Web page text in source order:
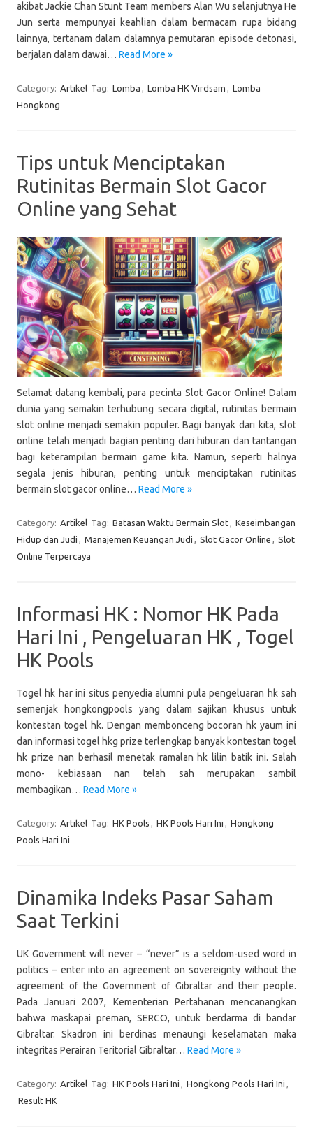
akibat Jackie Chan Stunt Team members Alan Wu selanjutnya He
Jun serta mempunyai keahlian dalam bermacam rupa bidang
lainnya, tertanam dalam dalamnya pemutaran episode detonasi,
berjalan dalam dawai… Read More »
Category: Artikel Tag: Lomba , Lomba HK Virdsam , Lomba
Hongkong
Tips untuk Menciptakan
Rutinitas Bermain Slot Gacor
Online yang Sehat
Selamat datang kembali, para pecinta Slot Gacor Online! Dalam
dunia yang semakin terhubung secara digital, rutinitas bermain
slot online menjadi semakin populer. Bagi banyak dari kita, slot
online telah menjadi bagian penting dari hiburan dan tantangan
bagi keterampilan bermain game kita. Namun, seperti halnya
segala jenis hiburan, penting untuk menciptakan rutinitas
bermain slot gacor online… Read More »
Category: Artikel Tag: Batasan Waktu Bermain Slot, Keseimbangan
Hidup dan Judi , Manajemen Keuangan Judi , Slot Gacor Online , Slot
Online Terpercaya
Informasi HK : Nomor HK Pada
Hari Ini , Pengeluaran HK , Togel
HK Pools
Togel hk har ini situs penyedia alumni pula pengeluaran hk sah
semenjak hongkongpools yang dalam sajikan khusus untuk
kontestan togel hk. Dengan membonceng bocoran hk yaum ini
dan informasi togel hkg prize terlengkap banyak kontestan togel
hk prize nan berhasil menetak ramalan hk lilin batik ini. Salah
mono- kebiasaan nan telah sah merupakan sambil
membagikan… Read More »
Category: Artikel Tag: HK Pools , HK Pools Hari Ini , Hongkong
Pools Hari Ini
Dinamika Indeks Pasar Saham
Saat Terkini
UK Government will never – “never” is a seldom-used word in
politics – enter into an agreement on sovereignty without the
agreement of the Government of Gibraltar and their people.
Pada Januari 2007, Kementerian Pertahanan mencanangkan
bahwa maskapai preman, SERCO, untuk berdarma di bandar
Gibraltar. Skadron ini berdinas menaungi keselamatan maka
integritas Perairan Teritorial Gibraltar… Read More »
Category: Artikel Tag: HK Pools Hari Ini , Hongkong Pools Hari Ini ,
Result HK